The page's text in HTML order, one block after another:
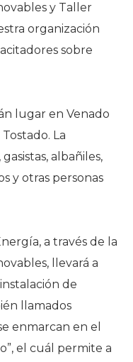
y Taller
organización
sobre
lugar en Venado
La
albañiles,
y otras personas
a través de la
llevará a
de
llamados
enmarcan en el
el cuál permite a